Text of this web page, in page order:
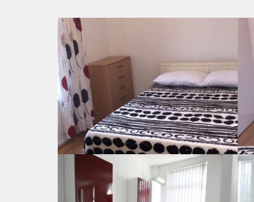
Gedeelde keuken: Nee
Gedeelde Douche: Nee
Gedeelde woonkamer: Nee
Huisgenoten: Nee
Geslacht huisgenoten: N.v.t.